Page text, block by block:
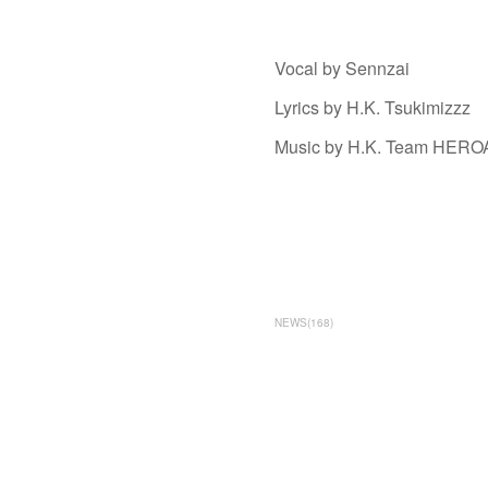
Vocal by Sennzai
Lyrics by H.K. Tsukimizzz
Music by H.K. Team
NEWS(168)